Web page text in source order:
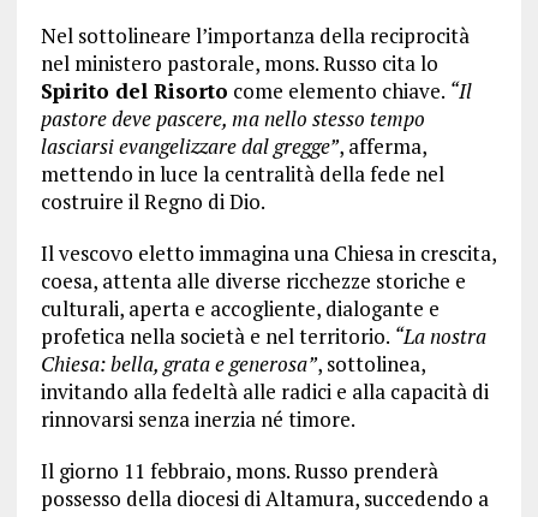
Nel sottolineare l’importanza della reciprocità
nel ministero pastorale, mons. Russo cita lo
Spirito del Risorto come elemento chiave. “Il
pastore deve pascere, ma nello stesso tempo
lasciarsi evangelizzare dal gregge”, afferma,
mettendo in luce la centralità della fede nel
costruire il Regno di Dio.
Il vescovo eletto immagina una Chiesa in crescita,
coesa, attenta alle diverse ricchezze storiche e
culturali, aperta e accogliente, dialogante e
profetica nella società e nel territorio. “La nostra
Chiesa: bella, grata e generosa”, sottolinea,
invitando alla fedeltà alle radici e alla capacità di
rinnovarsi senza inerzia né timore.
Il giorno 11 febbraio, mons. Russo prenderà
possesso della diocesi di Altamura, succedendo a